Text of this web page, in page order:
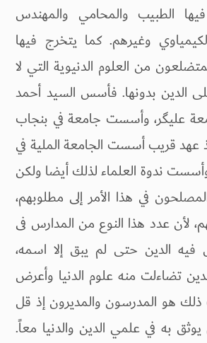
الطبيب والمحامي والمهندس
وغيرهم. كما يتخرج فيها
من العلوم الدنيوية التي لا
الدين بدونها. فأسس السيد أحمد
عليگر، وأسست جامعة في بنجاب
قريب أسست الجامعة الملية في
ندوة العلماء لذلك أيضا ولكن
في هذا الأمر إلى مطلوبهم،
لأن عدد هذا النوع من المدارس فى
فيه الدين حتى لم يبق إلا اسمه،
تضاءلت منه علوم الدنيا وأعرض
هو المدرسون والمديرون إذ قل
به في علمي الدين والدنيا معاً.